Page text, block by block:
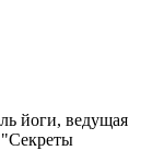
йоги, ведущая
"Секреты